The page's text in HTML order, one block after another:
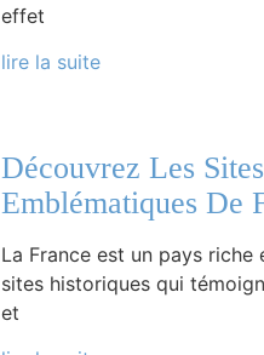
effet
lire la suite
Découvrez Les
Emblématiques De
La France est un pays
sites historiques qui
et